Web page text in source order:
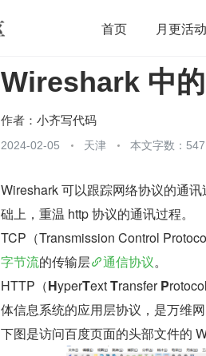
首页 月更活动
开源 架构 OpenHarmony
团队管理
Wireshark 中
作者： 小齐写代码
2024-02-05 天津 本文字数：
Wireshark 可以跟踪网络协议的通
础上，重温 http 协议的通讯过程。
TCP（Transmission Control
字节流的传输层 通信协议。
HTTP（HyperText Transfer P
体信息系统的应用层协议，是万维网
下图是访问百度页面的头部文件的